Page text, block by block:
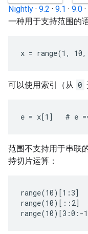
Nightly · 9.2 · 9.1 · 9.0 ·
一种用于支持范围的
x = range(1,
可以使用索引（从 0
e = x[1]   # e
范围不支持用于串联
持切片运算：
range(10)[1:3]
range(10)[::2]